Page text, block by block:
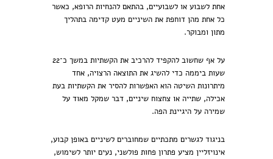
אחת לשבוע או לשבועיים, בהתאם להנחיות הרופא, כאשר
כל אחת מהן דוחפת את השיניים מעט קדימה בתהליך
מתון ומבוקר.
על אף שחשוב להקפיד להרכיב את הקשתיות במשך כ־22
שעות ביממה כדי להשיג את התוצאה הרצויה, אחד
מיתרונות השיטה הוא האפשרות להסיר את הקשתיות בעת
אכילה, שתייה או צחצוח שיניים, דבר שמקל מאוד על
שמירה על היגיינת הפה.
בניגוד לגשרים מתכתיים שמחוברים לשיניים באופן קבוע,
אינויזליין מציע פתרון פחות פולשני, נעים יותר לשימוש,